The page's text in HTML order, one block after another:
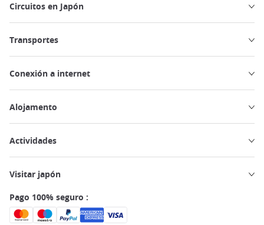
Circuitos en Japón
Transportes
Conexión a internet
Alojamento
Actividades
Visitar japón
Pago 100% seguro :